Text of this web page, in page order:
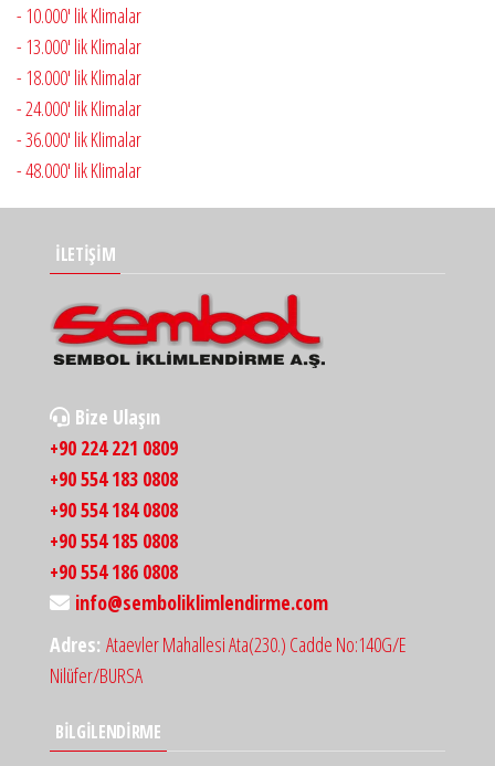
- 10.000' lik Klimalar
- 13.000' lik Klimalar
- 18.000' lik Klimalar
- 24.000' lik Klimalar
- 36.000' lik Klimalar
- 48.000' lik Klimalar
İLETİŞİM
Bize Ulaşın
+90 224 221 0809
+90 554 183 0808
+90 554 184 0808
+90 554 185 0808
+90 554 186 0808
info@semboliklimlendirme.com
Adres: Ataevler Mahallesi Ata(230.) Cadde No:140G/E
Nilüfer/BURSA
BİLGİLENDİRME